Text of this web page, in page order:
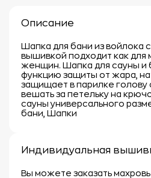
Описание
Шапка для бани из войлока
вышивкой подходит как для
женщин. Шапка для сауны и
функцию защиты от жара,
защищает в парилке голову
вешать за петельку на
сауны универсального
бани, Шапки
Индивидуальная
Вы можете заказать